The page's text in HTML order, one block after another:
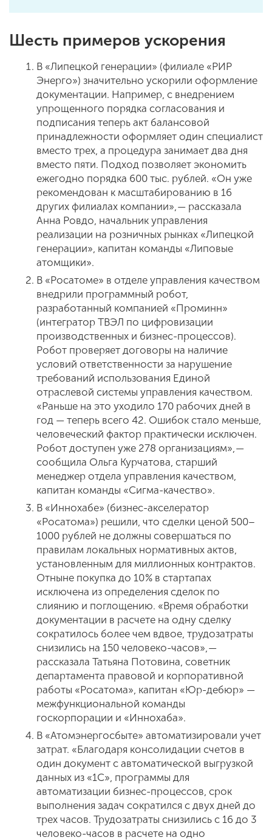
Шесть примеров ускорения
В «Липецкой генерации» (филиале «РИР
Энерго») значительно ускорили оформление
документации. Например, с внедрением
упрощенного порядка согласования и
подписания теперь акт балансовой
принадлежности оформляет один специалист
вместо трех, а процедура занимает два дня
вместо пяти. Подход позволяет экономить
ежегодно порядка 600 тыс. рублей. «Он уже
рекомендован к масштабированию в 16
других филиалах компании», — рассказала
Анна Ровдо, начальник управления
реализации на розничных рынках «Липецкой
генерации», капитан команды «Липовые
атомщики».
В «Росатоме» в отделе управления качеством
внедрили программный робот,
разработанный компанией «Проминн»
(интегратор ТВЭЛ по цифровизации
производственных и бизнес-процессов).
Робот проверяет договоры на наличие
условий ответственности за нарушение
требований использования Единой
отраслевой системы управления качеством.
«Раньше на это уходило 170 рабочих дней в
год — теперь всего 42. Ошибок стало меньше,
человеческий фактор практически исключен.
Робот доступен уже 278 организациям», —
сообщила Ольга Курчатова, старший
менеджер отдела управления качеством,
капитан команды «Сигма-качество».
В «Иннохабе» (бизнес-акселератор
«Росатома») решили, что сделки ценой 500–
1000 рублей не должны совершаться по
правилам локальных нормативных актов,
установленным для миллионных контрактов.
Отныне покупка до 10 % в стартапах
исключена из определения сделок по
слиянию и поглощению. «Время обработки
документации в расчете на одну сделку
сократилось более чем вдвое, трудозатраты
снизились на 150 человеко-часов», —
рассказала Татьяна Потовина, советник
департамента правовой и корпоративной
работы «Росатома», капитан «Юр-дебюр» —
межфункциональной команды
госкорпорации и «Иннохаба».
В «Атомэнергосбыте» автоматизировали учет
затрат. «Благодаря консолидации счетов в
один документ с автоматической выгрузкой
данных из «1С», программы для
автоматизации бизнес-процессов, срок
выполнения задач сократился с двух дней до
трех часов. Трудозатраты снизились с 16 до 3
человеко-часов в расчете на одно